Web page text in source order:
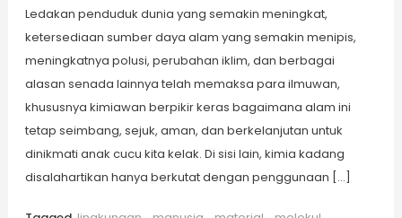
Ledakan penduduk dunia yang semakin meningkat,
ketersediaan sumber daya alam yang semakin menipis,
meningkatnya polusi, perubahan iklim, dan berbagai
alasan senada lainnya telah memaksa para ilmuwan,
khususnya kimiawan berpikir keras bagaimana alam ini
tetap seimbang, sejuk, aman, dan berkelanjutan untuk
dinikmati anak cucu kita kelak. Di sisi lain, kimia kadang
disalahartikan hanya berkutat dengan penggunaan […]